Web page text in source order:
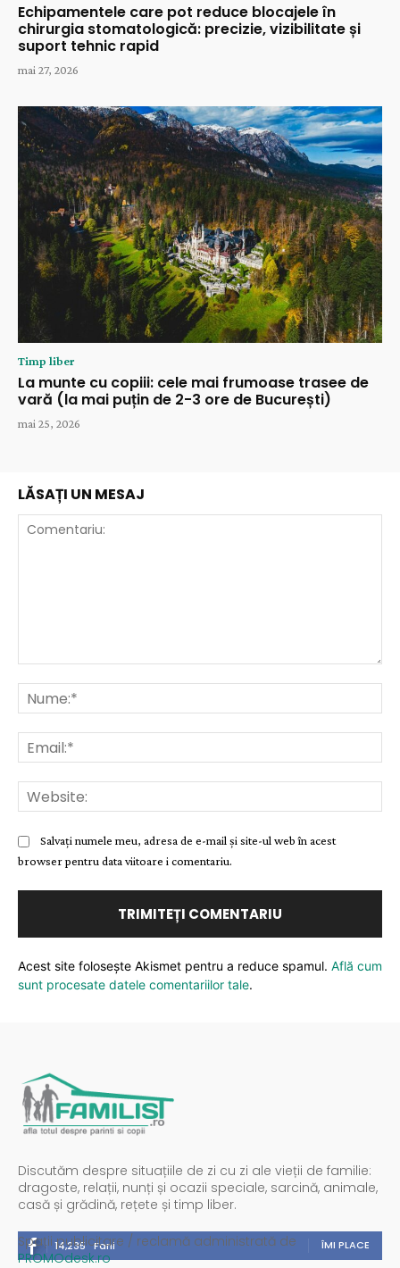
Echipamentele care pot reduce blocajele în
chirurgia stomatologică: precizie, vizibilitate și
suport tehnic rapid
mai 27, 2026
Timp liber
La munte cu copiii: cele mai frumoase trasee de
vară (la mai puțin de 2-3 ore de București)
mai 25, 2026
LĂSAȚI UN MESAJ
Salvați numele meu, adresa de e-mail și site-ul web în acest
browser pentru data viitoare i comentariu.
Acest site folosește Akismet pentru a reduce spamul. Află cum
sunt procesate datele comentariilor tale.
Discutăm despre situațiile de zi cu zi ale vieții de familie:
dragoste, relații, nunți și ocazii speciale, sarcină, animale,
casă și grădină, rețete și timp liber.
14,235 Fani ÎMI PLACE
Spații publicitare / reclamă administrată de
PROMOdesk.ro